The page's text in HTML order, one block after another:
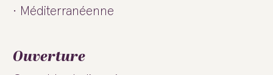
Méditerranéenne
Ouverture